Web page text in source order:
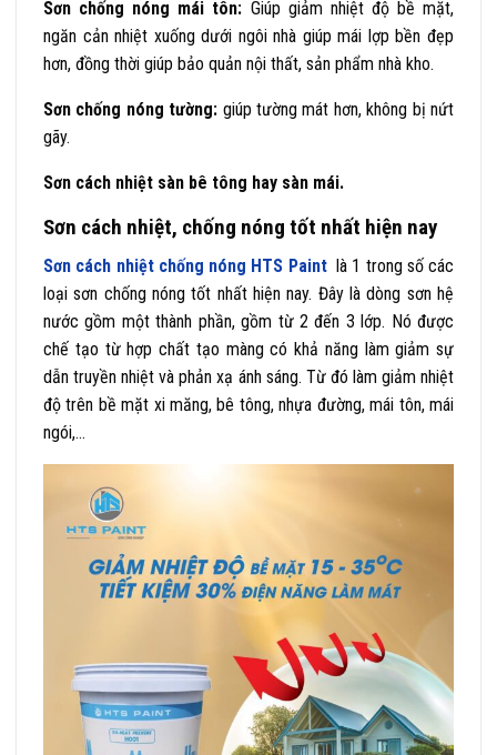
Sơn chống nóng mái tôn: Giúp giảm nhiệt độ bề mặt,
ngăn cản nhiệt xuống dưới ngôi nhà giúp mái lợp bền đẹp
hơn, đồng thời giúp bảo quản nội thất, sản phẩm nhà kho.
Sơn chống nóng tường: giúp tường mát hơn, không bị nứt
gãy.
Sơn cách nhiệt sàn bê tông hay sàn mái.
Sơn cách nhiệt, chống nóng tốt nhất hiện nay
Sơn cách nhiệt chống nóng HTS Paintlà 1 trong số các
loại sơn chống nóng tốt nhất hiện nay. Đây là dòng sơn hệ
nước gồm một thành phần, gồm từ 2 đến 3 lớp. Nó được
chế tạo từ hợp chất tạo màng có khả năng làm giảm sự
dẫn truyền nhiệt và phản xạ ánh sáng. Từ đó làm giảm nhiệt
độ trên bề mặt xi măng, bê tông, nhựa đường, mái tôn, mái
ngói,…